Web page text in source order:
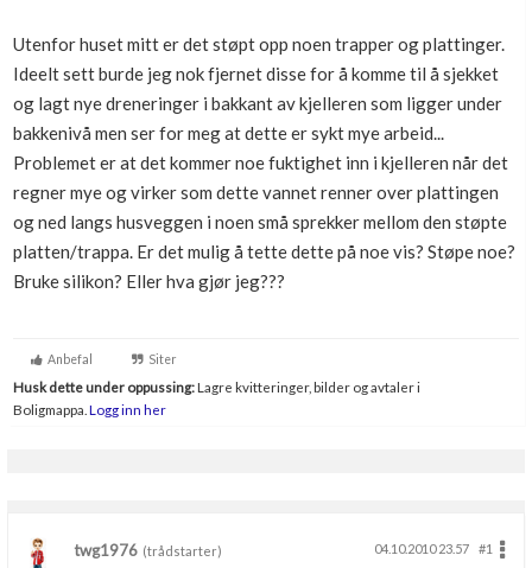
Få mer ut av Boligmappa
Nytt
Utenfor huset mitt er det støpt opp noen trapper og plattinger.
Ideelt sett burde jeg nok fjernet disse for å komme til å sjekket
og lagt nye dreneringer i bakkant av kjelleren som ligger under
bakkenivå men ser for meg at dette er sykt mye arbeid...
Problemet er at det kommer noe fuktighet inn i kjelleren når det
regner mye og virker som dette vannet renner over plattingen
og ned langs husveggen i noen små sprekker mellom den støpte
platten/trappa. Er det mulig å tette dette på noe vis? Støpe noe?
Bruke silikon? Eller hva gjør jeg???
Anbefal Siter
Husk dette under oppussing:Lagre kvitteringer, bilder og avtaler i
Boligmappa. Logg inn her
twg1976 (trådstarter) 04.10.2010 23.57
#1